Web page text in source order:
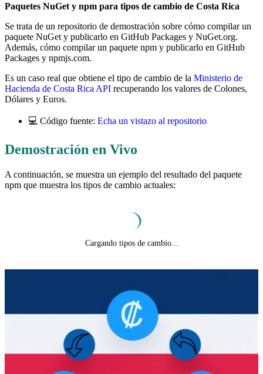
Paquetes NuGet y npm para tipos de cambio de Costa Rica
Se trata de un repositorio de demostración sobre cómo compilar un
paquete NuGet y publicarlo en GitHub Packages y NuGet.org.
Además, cómo compilar un paquete npm y publicarlo en GitHub
Packages y npmjs.com.
Es un caso real que obtiene el tipo de cambio de la Ministerio de
Hacienda de Costa Rica API recuperando los valores de Colones,
Dólares y Euros.
💻 Código fuente: Echa un vistazo al repositorio
Demostración en Vivo
A continuación, se muestra un ejemplo del resultado del paquete
npm que muestra los tipos de cambio actuales:
Cargando tipos de cambio...